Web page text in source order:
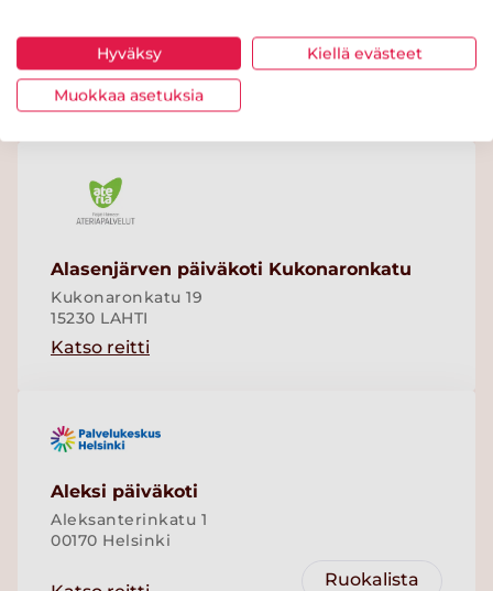
Opinkatu 4
15340 LAHTI
Katso reitti
Alasenjärven päiväkoti Kukonaronkatu
Kukonaronkatu 19
15230 LAHTI
Katso reitti
Aleksi päiväkoti
Aleksanterinkatu 1
00170 Helsinki
Ruokalista
Hyväksy Kiellä evästeet
Muokkaa asetuksia